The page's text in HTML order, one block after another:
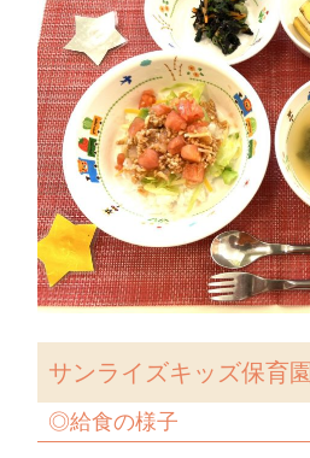
サンライズキッズ保育園
◎給食の様子